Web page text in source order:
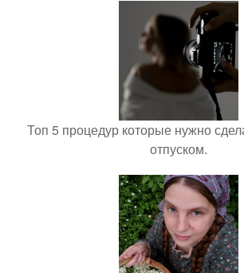
Топ 5 процедур которые нужно
отпуском.